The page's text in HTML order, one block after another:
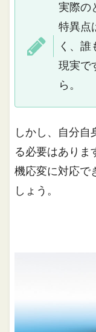
実際の
特異点
く、誰
現実で
ら。
しかし、自分自
る必要はありま
機応変に対応で
しょう。